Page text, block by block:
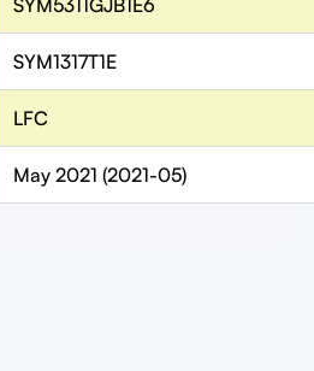
SYM5311GJB1E6
SYM1317T1E
LFC
May 2021 (2021-05)